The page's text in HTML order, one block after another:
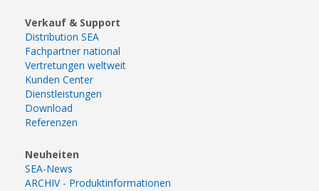
Verkauf & Support
Distribution SEA
Fachpartner national
Vertretungen weltweit
Kunden Center
Dienstleistungen
Download
Referenzen
Neuheiten
SEA-News
ARCHIV - Produktinformationen